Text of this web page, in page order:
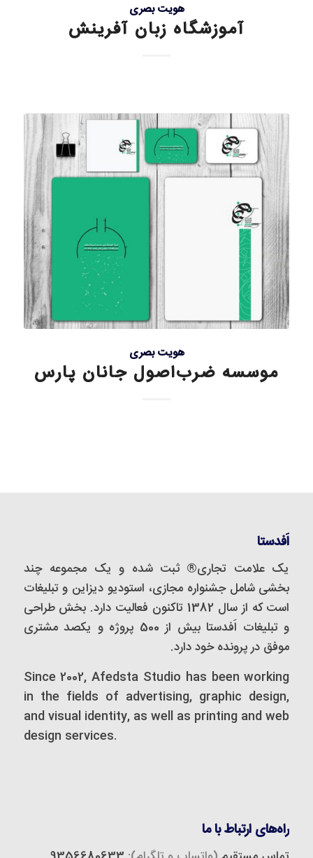
هویت بصری
آموزشگاه زبان آفرینش
هویت بصری
موسسه ضرب‌اصول جانان پارس
اَفدستا
یک علامت تجاری® ثبت شده و یک مجموعه‌ چند
بخشی شامل جشنواره مجازی، استودیو دیزاین و تبلیغات
است که از سال 1382 تاکنون فعالیت دارد. بخش طراحی
و تبلیغات اَفدستا بیش از 500 پروژه و یکصد مشتری
موفق در پرونده خود دارد.
Since 2002, Afedsta Studio has been working
in the fields of advertising, graphic design,
and visual identity, as well as printing and web
design services.
راه‌های ارتباط با ما